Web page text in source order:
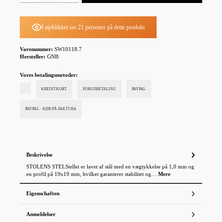
I øjeblikket ser 21 personer på dette produkt
Varenummer: SW10118.7
Hersteller: GNB
Vores betalingsmetoder:
KREDITKORT FORUDBETALING PAYPAL
PAYPAL - KØB PÅ FAKTURA
Beskrivelse
STOLENS STELStellet er lavet af stål med en vægtykkelse på 1,0 mm og
en profil på 19x19 mm, hvilket garanterer stabilitet og… Mere
Eigenschaften
Anmeldelser